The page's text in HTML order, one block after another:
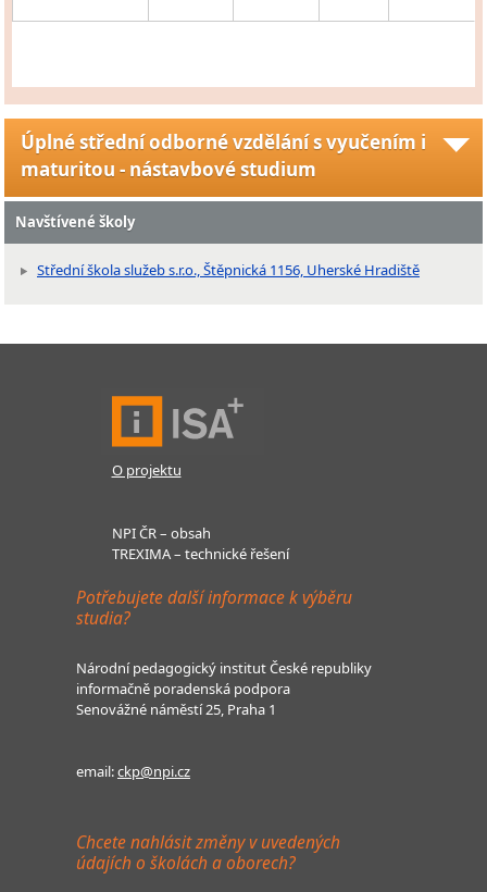
Úplné střední odborné vzdělání s vyučením i
maturitou - nástavbové studium
Navštívené školy
Střední škola služeb s.r.o., Štěpnická 1156, Uherské Hradiště
O projektu
NPI ČR – obsah
TREXIMA – technické řešení
Potřebujete další informace k výběru
studia?
Národní pedagogický institut České republiky
informačně poradenská podpora
Senovážné náměstí 25, Praha 1
email:ckp@npi.cz
Chcete nahlásit změny v uvedených
údajích o školách a oborech?